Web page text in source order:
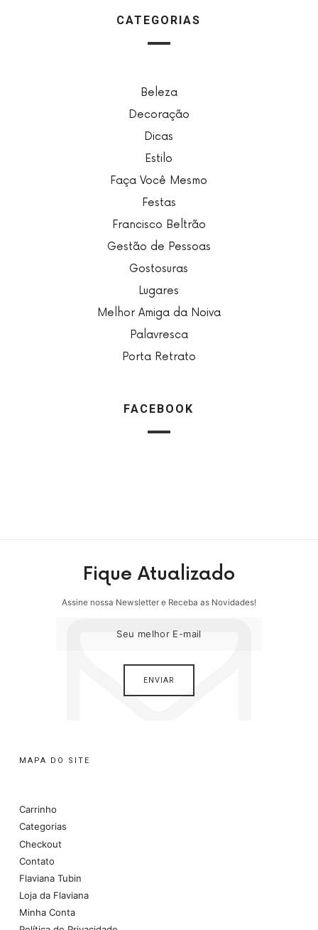
CATEGORIAS
Beleza
Decoração
Dicas
Estilo
Faça Você Mesmo
Festas
Francisco Beltrão
Gestão de Pessoas
Gostosuras
Lugares
Melhor Amiga da Noiva
Palavresca
Porta Retrato
FACEBOOK
Fique Atualizado
Assine nossa Newsletter e Receba as Novidades!
MAPA DO SITE
Carrinho
Categorias
Checkout
Contato
Flaviana Tubin
Loja da Flaviana
Minha Conta